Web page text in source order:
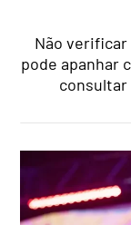
Não
pode apanhar
consultar